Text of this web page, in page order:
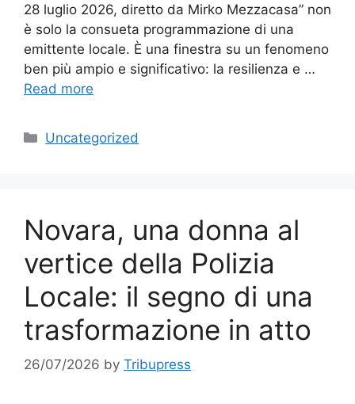
28 luglio 2026, diretto da Mirko Mezzacasa” non
è solo la consueta programmazione di una
emittente locale. È una finestra su un fenomeno
ben più ampio e significativo: la resilienza e …
Read more
Categories
Uncategorized
Novara, una donna al
vertice della Polizia
Locale: il segno di una
trasformazione in atto
26/07/2026 by Tribupress